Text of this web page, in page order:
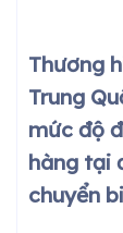
Thương
Trung
mức độ
hàng tại
chuyển